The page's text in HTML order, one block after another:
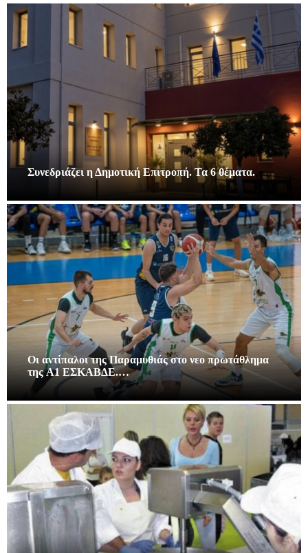
Συνεδριάζει η Δημοτική Επιτροπή. Τα 6 θέματα.
Οι αντίπαλοι της Παραμυθιάς στο νεο πρωτάθλημα
της A1 ΕΣΚΑΒΔΕ.…